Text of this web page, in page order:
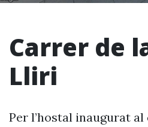
Carrer de
Lliri
Per l’hostal inaugurat al